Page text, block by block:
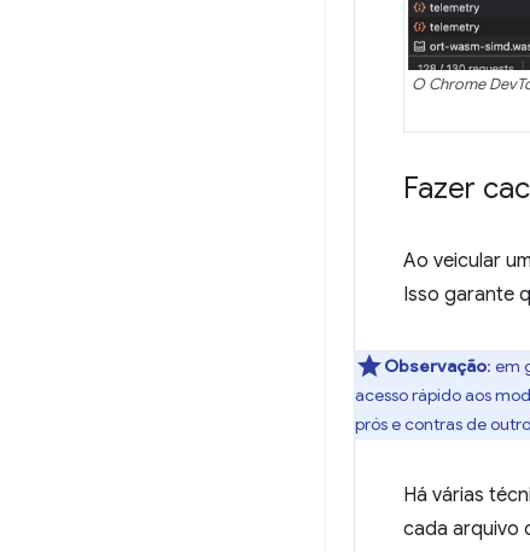
O Chrome
Fazer
Ao veicular
Isso garante
Observação: em
acesso rápido aos
prós e contras de
Há várias
cada arquivo